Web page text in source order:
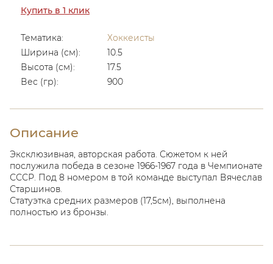
Купить в 1 клик
Тематика:
Хоккеисты
Ширина (см):
10.5
Высота (см):
17.5
Вес (гр):
900
Описание
Эксклюзивная, авторская работа. Сюжетом к ней
послужила победа в сезоне 1966-1967 года в Чемпионате
СССР. Под 8 номером в той команде выступал Вячеслав
Старшинов.
Статуэтка средних размеров (17,5см), выполнена
полностью из бронзы.